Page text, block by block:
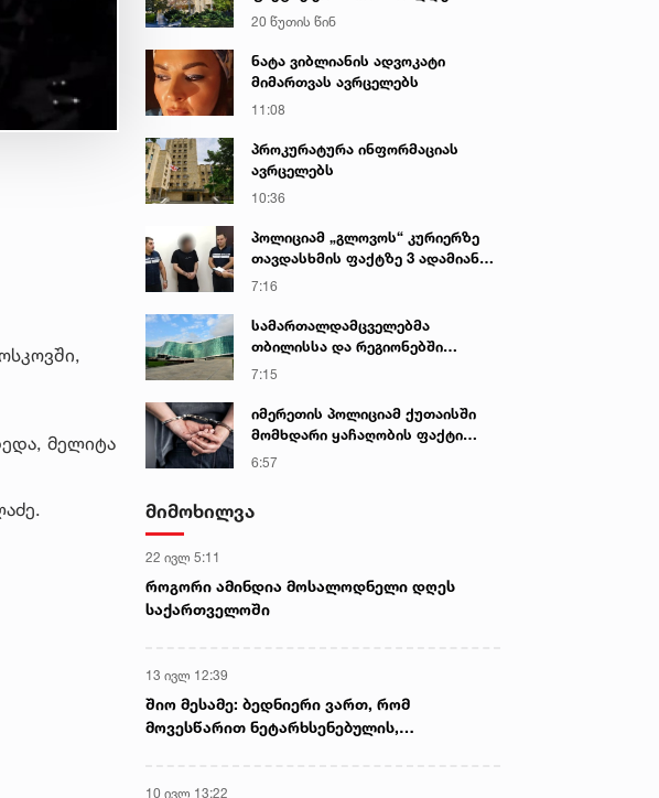
მელიტა
წარუდგინა
20 წუთის წინ
ნატა ვიბლიანის ადვოკატი
მიმართვას ავრცელებს
11:08
პროკურატურა ინფორმაციას
ავრცელებს
10:36
პოლიციამ „გლოვოს“ კურიერზე
თავდასხმის ფაქტზე 3 ადამიანი
დააკავა
7:16
სამართალდამცველებმა
თბილისსა და რეგიონებში
უკანონო ცეცხლსასროლი
ამოიღეს
7:15
იმერეთის პოლიციამ ქუთაისში
მომხდარი ყაჩაღობის ფაქტი
გახსნა - დაკავებულია ერთი პირი
6:57
მიმოხილვა
22 ივლ 5:11
როგორი ამინდია მოსალოდნელი დღეს
საქართველოში
13 ივლ 12:39
შიო მესამე: ბედნიერი ვართ, რომ
მოვესწარით ნეტარხსენებულის,
10 ივლ 13:22